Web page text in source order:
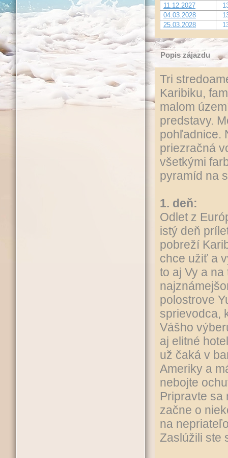
11.12.2027
04.03.2028
25.03.2028
Popis zájazdu
Tri
Karibiku,
malom
predstavy.
pohľadnice.
priezračná
všetkými
pyramíd na
1. deň:
Odlet z
istý deň
pobreží
chce užiť a
to aj Vy a
polostrove
sprievodca,
Vášho
aj elitné
už čaká v
Ameriky a
nebojte
Pripravte sa
začne o
na
Zaslúžili ste